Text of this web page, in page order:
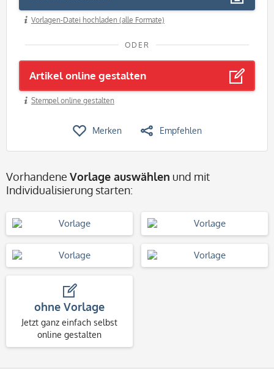
Vorlagen-Datei hochladen (alle Formate)
ODER
Artikel online gestalten
Stempel online gestalten
Merken Empfehlen
Vorhandene Vorlage auswählen und mit
Individualisierung starten:
ohne Vorlage
Jetzt ganz einfach selbst
online gestalten